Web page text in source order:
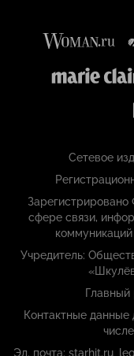
Сетевое
сфере связи,
Учредитель:
Контактные данные
Эл. почта: